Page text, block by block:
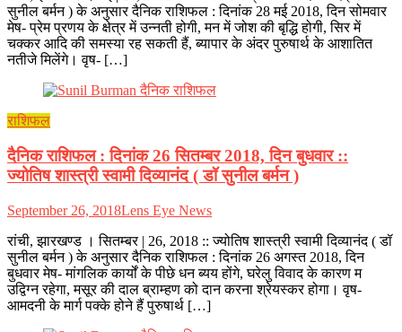
सुनील बर्मन ) के अनुसार दैनिक राशिफल : दिनांक 28 मई 2018, दिन सोमवार
मेष- प्रेम प्रणय के क्षेत्र में उन्नती होगी, मन में जोश की बृद्धि होगी, सिर में
चक्कर आदि की समस्या रह सकती हैं, ब्यापार के अंदर पुरुषार्थ के आशातित
नतीजे मिलेंगे। वृष- […]
राशिफल
दैनिक राशिफल : दिनांक 26 सितम्बर 2018, दिन बुधवार ::
ज्योतिष शास्त्री स्वामी दिव्यानंद ( डॉ सुनील बर्मन )
September 26, 2018Lens Eye News
रांची, झारखण्ड । सितम्बर | 26, 2018 :: ज्योतिष शास्त्री स्वामी दिव्यानंद ( डॉ
सुनील बर्मन ) के अनुसार दैनिक राशिफल : दिनांक 26 अगस्त 2018, दिन
बुधवार मेष- मांगलिक कार्यों के पीछे धन ब्यय होंगे, घरेलु विवाद के कारण म
उद्विग्न रहेगा, मसूर की दाल ब्राम्हण को दान करना श्रेयस्कर होगा। वृष-
आमदनी के मार्ग पक्के होने हैं पुरुषार्थ […]